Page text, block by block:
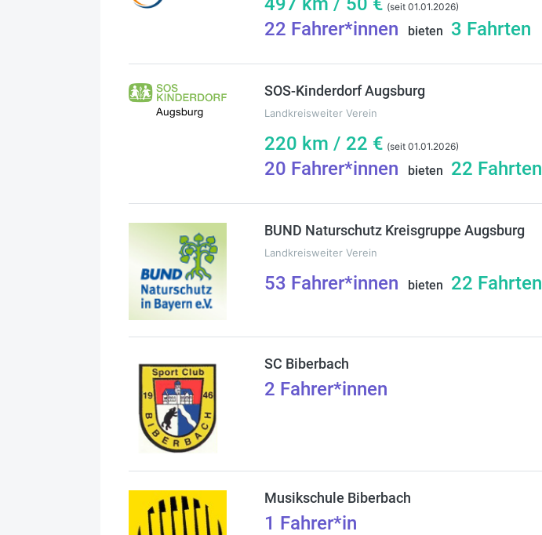
(seit 01.01.2026)
22 Fahrer*innen bieten 3 Fahrten
SOS-Kinderdorf Augsburg
Landkreisweiter Verein
220 km / 22 € (seit 01.01.2026)
20 Fahrer*innen bieten 22 Fahrten
BUND Naturschutz Kreisgruppe Augsburg
Landkreisweiter Verein
53 Fahrer*innen bieten 22 Fahrten
SC Biberbach
2 Fahrer*innen
Musikschule Biberbach
1 Fahrer*in